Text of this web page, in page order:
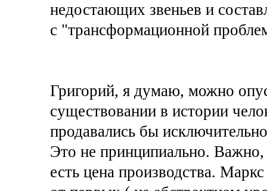
недостающих звеньев и
с "трансформационной
Григорий, я думаю, можно
существовании в истории
продавались бы
Это не принципиально. Важно,
есть цена производства.